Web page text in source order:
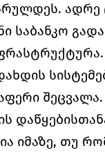
ადრე
საბანკო
იმაზე, თუ